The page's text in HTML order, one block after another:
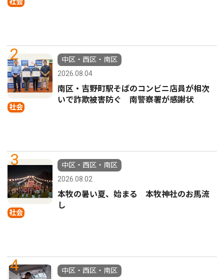
2
社会
中区・西区・南区
2026.08.04
南区・吉野町駅そばのコンビニ店員が相次
いで詐欺被害防ぐ 南警察署が感謝状
3
社会
中区・西区・南区
2026.08.02
本牧の暑い夏、始まる 本牧神社のお馬流
し
4
中区・西区・南区